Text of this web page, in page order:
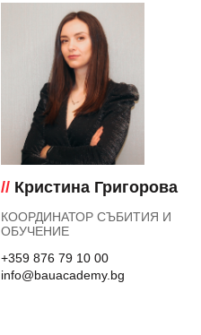
// Кристина Григорова
КООРДИНАТОР СЪБИТИЯ И
ОБУЧЕНИЕ
+359 876 79 10 00
info@bauacademy.bg